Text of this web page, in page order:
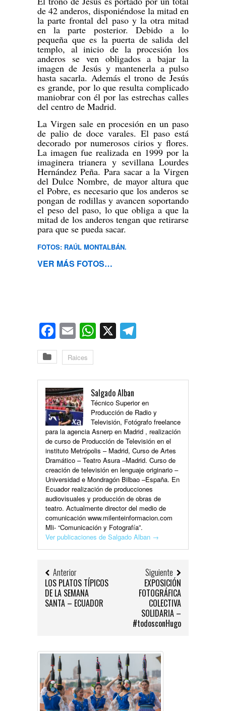
de 42 anderos, disponiéndose la mitad en
la parte frontal del paso y la otra mitad
en la parte posterior. Debido a lo
pequeña que es la puerta de salida del
templo, al inicio de la procesión los
anderos se ven obligados a bajar la
imagen de Jesús y mantenerla a pulso
hasta sacarla. Además el trono de Jesús
es grande, por lo que resulta complicado
maniobrar con él por las estrechas calles
del centro de Madrid.
La Virgen sale en procesión en un paso
de palio de doce varales. El paso está
decorado por numerosos cirios y flores.
La imagen fue realizada en 1999 por la
imaginera trianera y sevillana Lourdes
Hernández Peña. Para sacar a la Virgen
del Dulce Nombre, de mayor altura que
el Pobre, es necesario que los anderos se
pongan de rodillas y avancen soportando
el peso del paso, lo que obliga a que la
mitad de los anderos tengan que retirarse
para que se pueda sacar.
FOTOS: RAÚL MONTALBÁN.
VER MÁS FOTOS…
Facebook
EmailWhatsApp
X
Raices
Salgado Alban
Técnico Superior en
Producción de Radio y
Televisión, Fotógrafo freelance
para la agencia Asnerp en Madrid , realización
de curso de Producción de Televisión en el
instituto Metrópolis – Madrid, Curso de Artes
Dramático – Teatro Asura –Madrid. Curso de
creación de televisión en lenguaje originario –
Universidad e Mondragón Bilbao –España. En
Ecuador realización de producciones
audiovisuales y producción de obras de
teatro. Actualmente director del medio de
comunicación www.milenteinformacion.com
Mli- “Comunicación y Fotografía”.
Ver publicaciones de Salgado Alban →
Anterior
LOS PLATOS TÍPICOS
DE LA SEMANA
SANTA – ECUADOR
Siguiente
EXPOSICIÓN
FOTOGRÁFICA
COLECTIVA
SOLIDARIA –
#todosconHugo